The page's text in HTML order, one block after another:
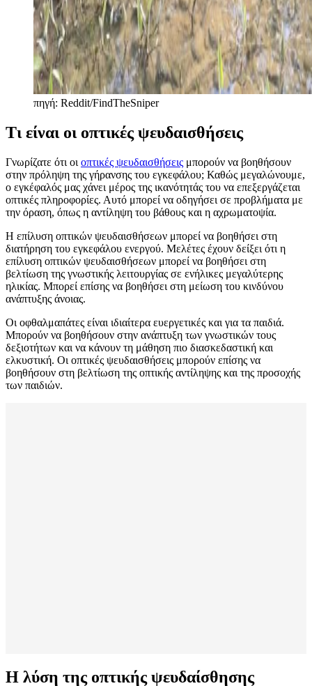
πηγή: Reddit/FindTheSniper
Τι είναι οι οπτικές ψευδαισθήσεις
Γνωρίζατε ότι οι οπτικές ψευδαισθήσεις μπορούν να βοηθήσουν
στην πρόληψη της γήρανσης του εγκεφάλου; Καθώς μεγαλώνουμε,
ο εγκέφαλός μας χάνει μέρος της ικανότητάς του να επεξεργάζεται
οπτικές πληροφορίες. Αυτό μπορεί να οδηγήσει σε προβλήματα με
την όραση, όπως η αντίληψη του βάθους και η αχρωματοψία.
Η επίλυση οπτικών ψευδαισθήσεων μπορεί να βοηθήσει στη
διατήρηση του εγκεφάλου ενεργού. Μελέτες έχουν δείξει ότι η
επίλυση οπτικών ψευδαισθήσεων μπορεί να βοηθήσει στη
βελτίωση της γνωστικής λειτουργίας σε ενήλικες μεγαλύτερης
ηλικίας. Μπορεί επίσης να βοηθήσει στη μείωση του κινδύνου
ανάπτυξης άνοιας.
Οι οφθαλμαπάτες είναι ιδιαίτερα ευεργετικές και για τα παιδιά.
Μπορούν να βοηθήσουν στην ανάπτυξη των γνωστικών τους
δεξιοτήτων και να κάνουν τη μάθηση πιο διασκεδαστική και
ελκυστική. Οι οπτικές ψευδαισθήσεις μπορούν επίσης να
βοηθήσουν στη βελτίωση της οπτικής αντίληψης και της προσοχής
των παιδιών.
Η λύση της οπτικής ψευδαίσθησης